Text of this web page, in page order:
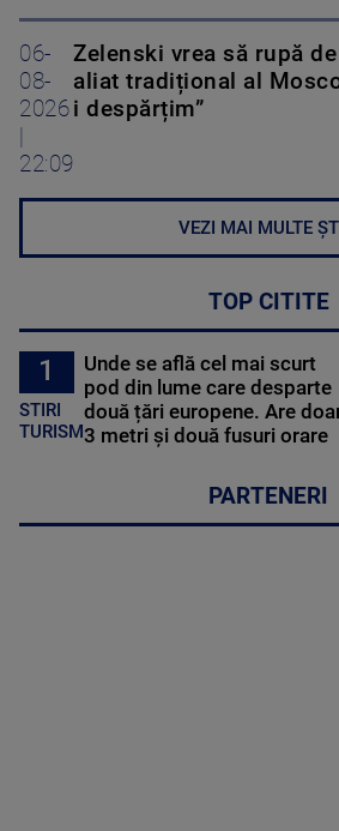
06-
08-
2026
22:09
Zelenski vrea să rupă
aliat tradițional al
i despărțim”
VEZI MAI MULTE
TOP CITITE
1
STIRI
TURISM
Unde se află cel mai scurt
pod din lume care desparte
două țări europene. Are
3 metri și două fusuri orare
PARTENERI